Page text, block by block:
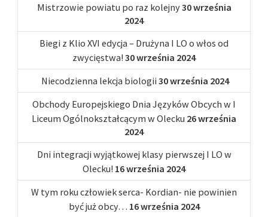
Mistrzowie powiatu po raz kolejny30 września
2024
Biegi z Klio XVI edycja – Drużyna I LO o włos od
zwycięstwa! 30 września 2024
Niecodzienna lekcja biologii 30 września 2024
Obchody Europejskiego Dnia Języków Obcych w I
Liceum Ogólnokształcącym w Olecku 26 września
2024
Dni integracji wyjątkowej klasy pierwszej I LO w
Olecku! 16 września 2024
W tym roku człowiek serca- Kordian- nie powinien
być już obcy… 16 września 2024